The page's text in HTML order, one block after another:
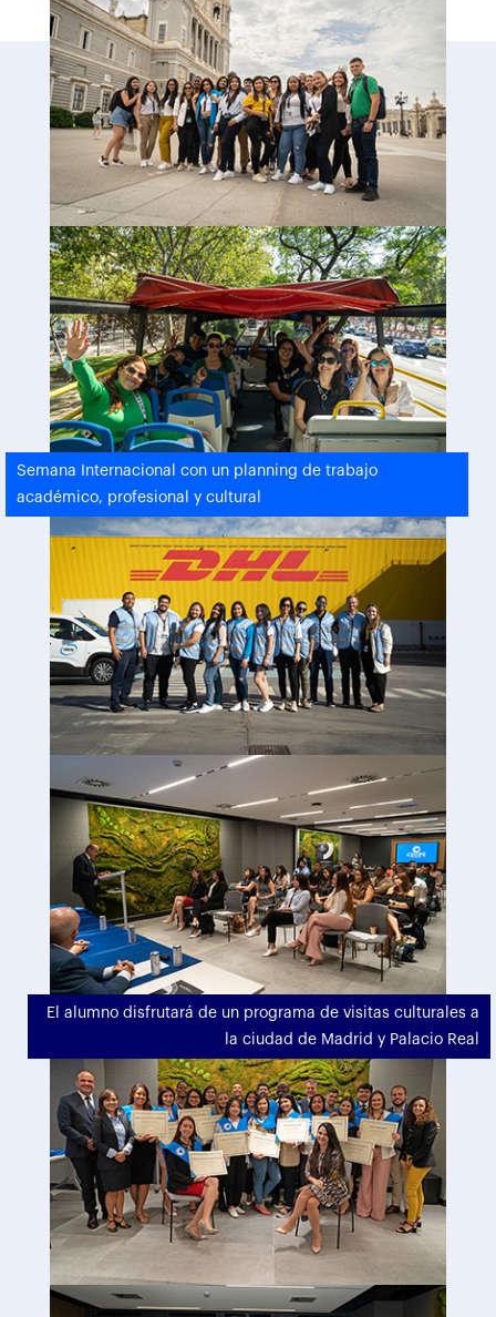
Semana Internacional con un planning de trabajo
académico, profesional y cultural
El alumno disfrutará de un programa de visitas culturales a
la ciudad de Madrid y Palacio Real